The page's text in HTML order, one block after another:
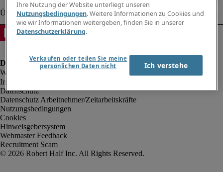
Impressum
Datenschutz
Datenschutz Arbeitnehmer/Zeitarbeitskräfte
Nutzungsbedingungen
Cookies
Hinweisgebersystem
Webmaster Feedback
Recruitment Scam
Ihre Nutzung der Website unterliegt unseren
Nutzungsbedingungen. Weitere Informationen zu Cookies und
wie wir Informationen weitergeben, finden Sie in unserer
Datenschutzerklärung.
Verkaufen oder teilen Sie meine
persönlichen Daten nicht
Ich verstehe